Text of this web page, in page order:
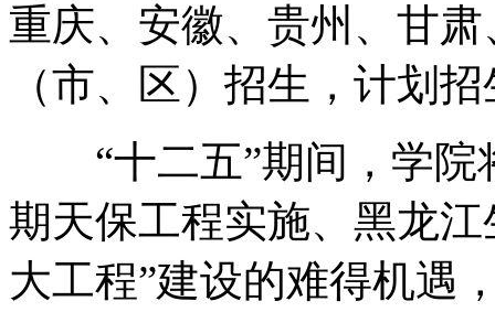
重庆、安徽、贵州、甘
（市、区）招生，计划
“十二五”期间，学院
期天保工程实施、黑龙
大工程”建设的难得机遇